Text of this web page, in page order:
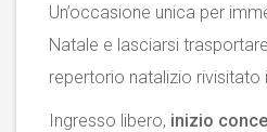
Un’occasione unica per
Natale e lasciarsi
repertorio natalizio rivisitato
Ingresso libero, inizio